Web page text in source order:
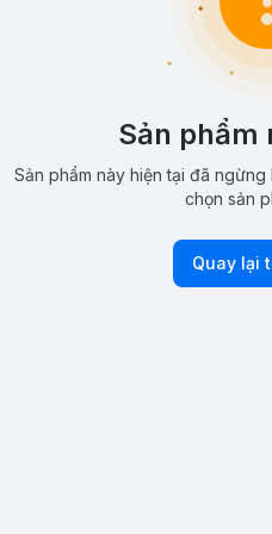
Sản phẩm
Sản phẩm này hiện tại đã
chọn sản
Quay lại